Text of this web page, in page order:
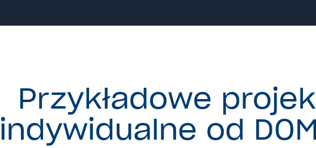
Przykładowe
indywidualne od